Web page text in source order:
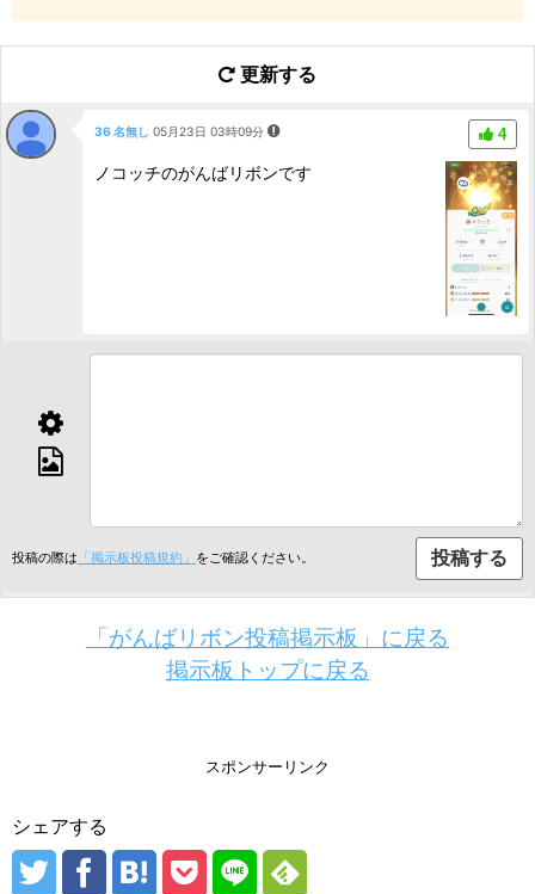
更新する
36 名無し 05月23日 03時09分 4
ノコッチのがんばリボンです
投稿の際は 「掲示板投稿規約」 をご確認ください。
「がんばリボン投稿掲示板」に戻る
掲示板トップに戻る
スポンサーリンク
シェアする